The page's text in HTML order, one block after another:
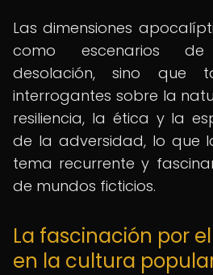
Las dimensiones
como escenarios
desolación, sino que
interrogantes sobre la
resiliencia, la ética y la
de la adversidad, lo que
tema recurrente y
de mundos ficticios.
La fascinación por
en la cultura